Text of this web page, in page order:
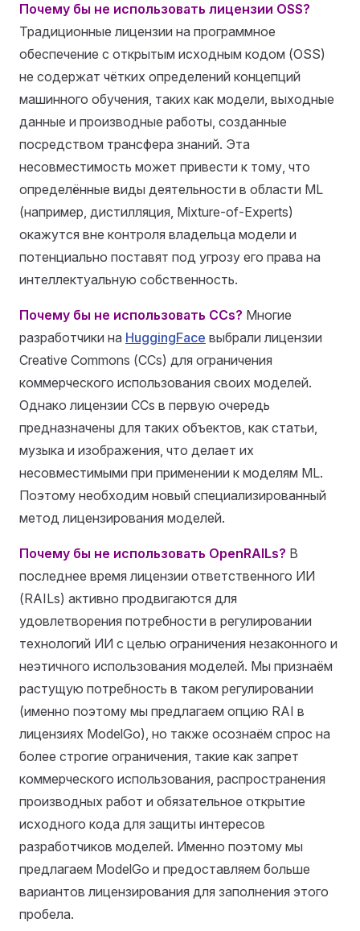
Почему бы не использовать лицензии OSS?
Традиционные лицензии на программное
обеспечение с открытым исходным кодом (OSS)
не содержат чётких определений концепций
машинного обучения, таких как модели, выходные
данные и производные работы, созданные
посредством трансфера знаний. Эта
несовместимость может привести к тому, что
определённые виды деятельности в области ML
(например, дистилляция, Mixture-of-Experts)
окажутся вне контроля владельца модели и
потенциально поставят под угрозу его права на
интеллектуальную собственность.
Почему бы не использовать CCs? Многие
разработчики на HuggingFace выбрали лицензии
Creative Commons (CCs) для ограничения
коммерческого использования своих моделей.
Однако лицензии CCs в первую очередь
предназначены для таких объектов, как статьи,
музыка и изображения, что делает их
несовместимыми при применении к моделям ML.
Поэтому необходим новый специализированный
метод лицензирования моделей.
Почему бы не использовать OpenRAILs? В
последнее время лицензии ответственного ИИ
(RAILs) активно продвигаются для
удовлетворения потребности в регулировании
технологий ИИ с целью ограничения незаконного и
неэтичного использования моделей. Мы признаём
растущую потребность в таком регулировании
(именно поэтому мы предлагаем опцию RAI в
лицензиях ModelGo), но также осознаём спрос на
более строгие ограничения, такие как запрет
коммерческого использования, распространения
производных работ и обязательное открытие
исходного кода для защиты интересов
разработчиков моделей. Именно поэтому мы
предлагаем ModelGo и предоставляем больше
вариантов лицензирования для заполнения этого
пробела.